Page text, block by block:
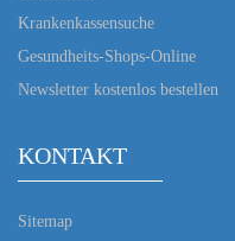
Krankenkassensuche
Gesundheits-Shops-Online
Newsletter kostenlos bestellen
KONTAKT
Sitemap